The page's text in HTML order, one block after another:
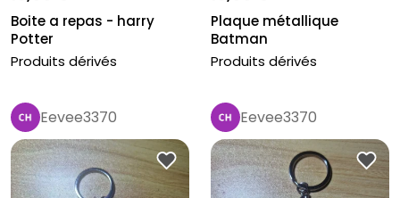
Boite a repas - harry
Potter
Produits dérivés
Plaque métallique
Batman
Produits dérivés
Eevee3370 Eevee3370